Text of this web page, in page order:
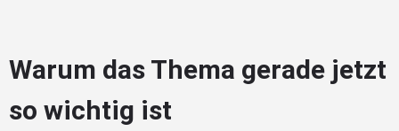
Warum das Thema gerade jetzt
so wichtig ist